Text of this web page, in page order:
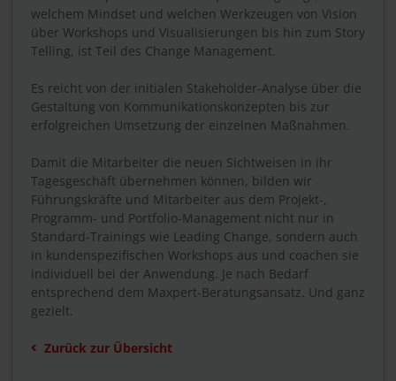
welchem Mindset und welchen Werkzeugen von Vision
über Workshops und Visualisierungen bis hin zum Story
Telling, ist Teil des Change Management.
Es reicht von der initialen Stakeholder-Analyse über die
Gestaltung von Kommunikationskonzepten bis zur
erfolgreichen Umsetzung der einzelnen Maßnahmen.
Damit die Mitarbeiter die neuen Sichtweisen in ihr
Tagesgeschäft übernehmen können, bilden wir
Führungskräfte und Mitarbeiter aus dem Projekt-,
Programm- und Portfolio-Management nicht nur in
Standard-Trainings wie Leading Change, sondern auch
in kundenspezifischen Workshops aus und coachen sie
individuell bei der Anwendung. Je nach Bedarf
entsprechend dem Maxpert-Beratungsansatz. Und ganz
gezielt.
Zurück zur Übersicht